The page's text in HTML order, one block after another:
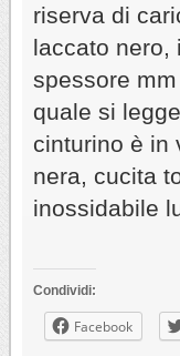
riserva di
laccato nero,
spessore
quale si
cinturino è in
nera, cucita
inossidabile
Condividi:
Facebook